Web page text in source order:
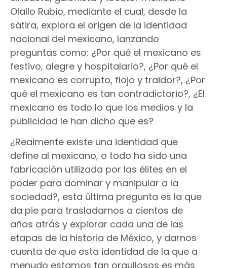
Olallo Rubio, mediante el cual, desde la
sátira, explora el origen de la identidad
nacional del mexicano, lanzando
preguntas como: ¿Por qué el mexicano es
festivo, alegre y hospitalario?, ¿Por qué el
mexicano es corrupto, flojo y traidor?, ¿Por
qué el mexicano es tan contradictorio?, ¿El
mexicano es todo lo que los medios y la
publicidad le han dicho que es?
¿Realmente existe una identidad que
define al mexicano, o todo ha sido una
fabricación utilizada por las élites en el
poder para dominar y manipular a la
sociedad?, esta última pregunta es la que
da pie para trasladarnos a cientos de
años atrás y explorar cada una de las
etapas de la historia de México, y darnos
cuenta de que esta identidad de la que a
menudo estamos tan orgullosos es más